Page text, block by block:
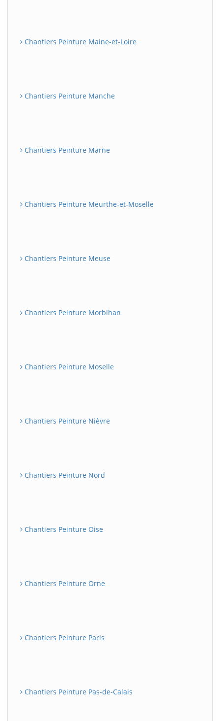
Chantiers Peinture Maine-et-Loire
Chantiers Peinture Manche
Chantiers Peinture Marne
Chantiers Peinture Meurthe-et-Moselle
Chantiers Peinture Meuse
Chantiers Peinture Morbihan
Chantiers Peinture Moselle
Chantiers Peinture Nièvre
Chantiers Peinture Nord
Chantiers Peinture Oise
Chantiers Peinture Orne
Chantiers Peinture Paris
Chantiers Peinture Pas-de-Calais